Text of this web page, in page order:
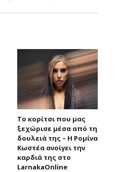
Το κορίτσι που μας
ξεχώρισε μέσα από τη
δουλειά της – Η Ρομίνα
Κωστέα ανοίγει την
καρδιά της στο
LarnakaOnline